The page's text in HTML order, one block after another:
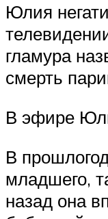
Юлия
гламура
смерть
В эфире
В
младшего,
назад она